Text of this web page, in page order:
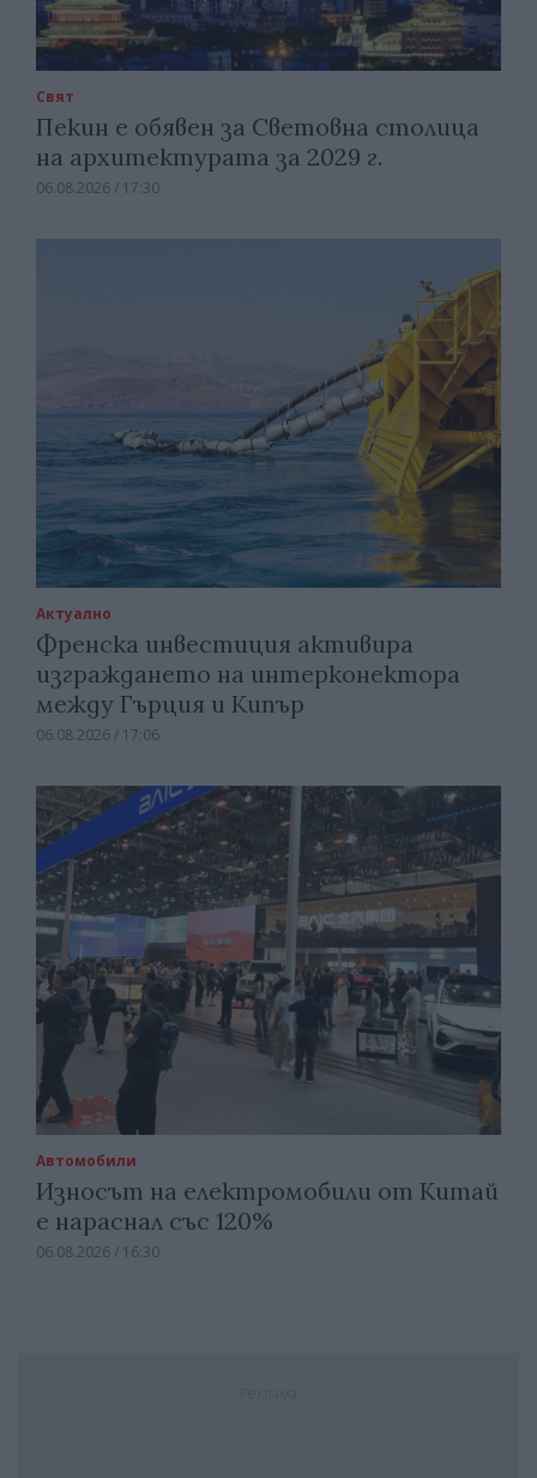
Свят
Пекин е обявен за Световна столица
на архитектурата за 2029 г.
06.08.2026 / 17:30
Актуално
Френска инвестиция активира
изграждането на интерконектора
между Гърция и Кипър
06.08.2026 / 17:06
Автомобили
Износът на електромобили от Китай
е нараснал със 120%
06.08.2026 / 16:30